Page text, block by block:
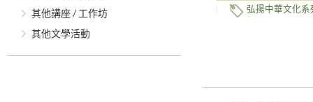
其他講座 / 工作坊
其他文學活動
弘揚中華文化系